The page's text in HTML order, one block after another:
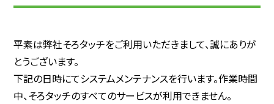
平素は弊社そろタッチをご利用いただきまして、誠にありが
とうございます。
下記の日時にてシステムメンテナンスを行います。作業時間
中、そろタッチのすべてのサービスが利用できません。